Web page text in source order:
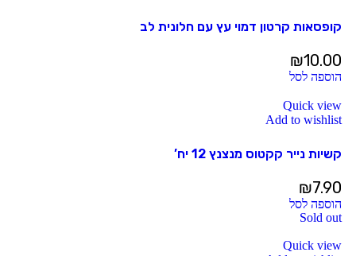
קופסאות קרטון דמוי עץ עם חלונית לב
₪10.00
הוספה לסל
Quick view
Add to wishlist
קשיות נייר קקטוס מנצנץ 12 יח’
₪7.90
הוספה לסל
Sold out
Quick view